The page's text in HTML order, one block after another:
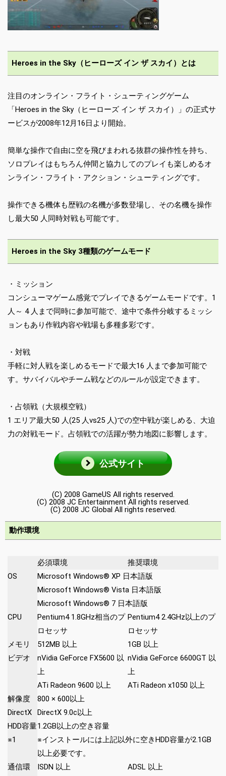
Heroes in the Sky（ヒーローズ イン ザ スカイ）とは
注目のオンライン・フライト・シューティングゲーム
「Heroes in the Sky（ヒーローズ イン ザ スカイ）」の正式サ
ービスが2008年12月16日より開始。
簡単な操作で自由に空を飛びまわれる抜群の操作性を持ち、
ソロプレイはもちろん仲間と協力してのプレイも楽しめるオ
ンライン・フライト・アクション・シューティングです。
操作できる機体も歴戦の名機が多数登場し、その名機を操作
し最大50 人同時対戦も可能です。
Heroes in the Sky 3種類のゲームモード
・ミッション
コンシューマゲーム感覚でプレイできるゲームモードです。1
人～ 4 人まで同時に参加可能で、途中で条件分岐するミッシ
ョンもあり作戦内容や戦場も多種多彩です。
・対戦
手軽に対人戦を楽しめるモードで最大16 人まで参加可能で
す。サバイバルやチーム戦などのルールが設定できます。
・占領戦（大規模空戦）
1 エリア最大50 人(25 人vs25 人)での空中戦が楽しめる、大迫
力の対戦モード。占領戦での活躍が勢力地図に影響します。
公式サイト
(C) 2008 GameUS All rights reserved.
(C) 2008 JC Entertainment All rights reserved.
(C) 2008 JC Global All rights reserved.
動作環境
必須環境
推奨環境
OS
Microsoft Windows® XP 日本語版
Microsoft Windows® Vista 日本語版
Microsoft Windows® 7 日本語版
CPU
Pentium4 1.8GHz相当のプ
ロセッサ
Pentium4 2.4GHz以上のプ
ロセッサ
メモリ
512MB 以上
1GB 以上
ビデオ
nVidia GeForce FX5600 以
上
ATi Radeon 9600 以上
nVidia GeForce 6600GT 以
上
ATi Radeon x1050 以上
解像度
800 × 600以上
DirectX
DirectX 9.0c以上
HDD容量
※1
1.2GB以上の空き容量
※インストールには上記以外に空きHDD容量が2.1GB
以上必要です。
通信環
ISDN 以上 ADSL 以上